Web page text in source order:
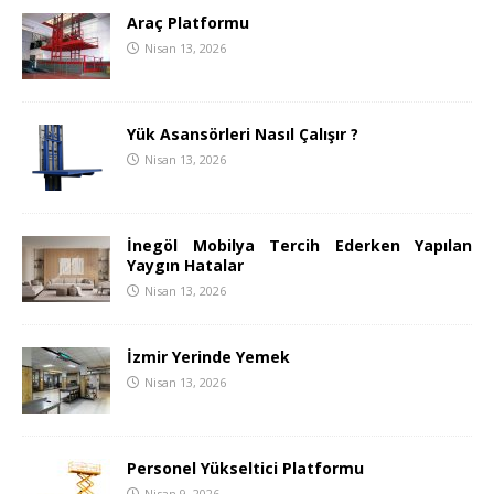
Araç Platformu
Nisan 13, 2026
Yük Asansörleri Nasıl Çalışır ?
Nisan 13, 2026
İnegöl Mobilya Tercih Ederken Yapılan
Yaygın Hatalar
Nisan 13, 2026
İzmir Yerinde Yemek
Nisan 13, 2026
Personel Yükseltici Platformu